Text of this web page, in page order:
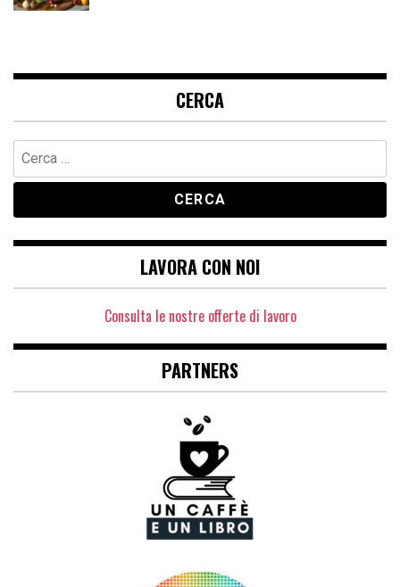
CERCA
Ricerca
per:
LAVORA CON NOI
Consulta le nostre offerte di lavoro
PARTNERS